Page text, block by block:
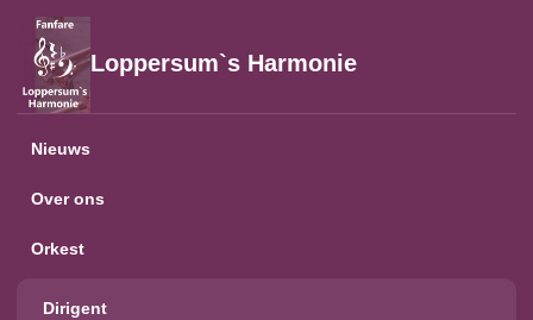
Loppersum`s Harmonie
Nieuws
Over ons
Orkest
Dirigent